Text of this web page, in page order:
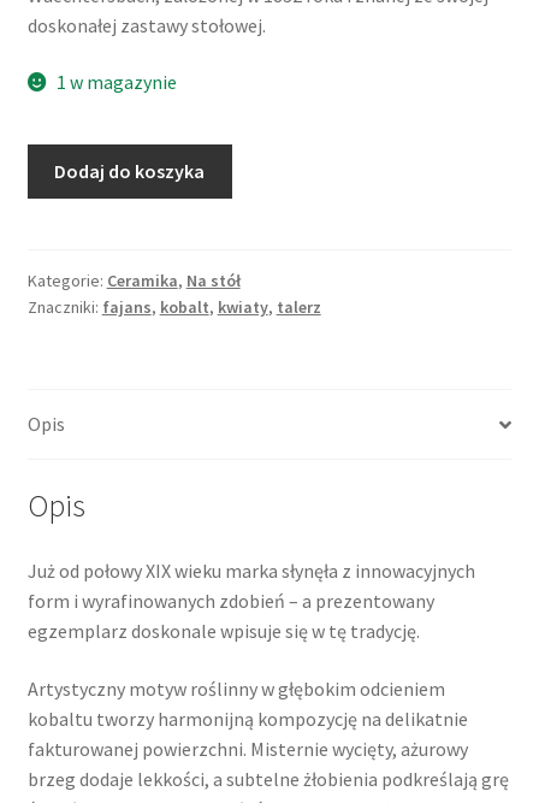
doskonałej zastawy stołowej.
1 w magazynie
rantem,
refliefy
Waechtersbach
Dodaj do koszyka
Kategorie: Ceramika, Na stół
Znaczniki: fajans, kobalt, kwiaty, talerz
Opis
Opis
Już od połowy XIX wieku marka słynęła z innowacyjnych
form i wyrafinowanych zdobień – a prezentowany
egzemplarz doskonale wpisuje się w tę tradycję.
Artystyczny motyw roślinny w głębokim odcieniem
kobaltu tworzy harmonijną kompozycję na delikatnie
fakturowanej powierzchni. Misternie wycięty, ażurowy
brzeg dodaje lekkości, a subtelne żłobienia podkreślają grę